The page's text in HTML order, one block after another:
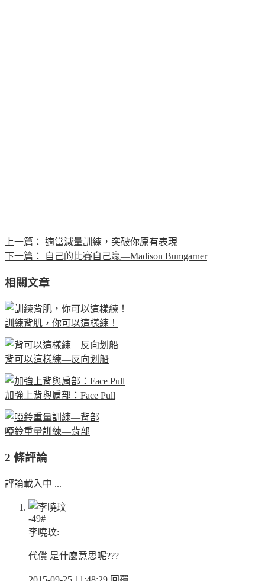
上一篇：
適當減量訓練，突破你原有表現
下一篇：
自己的比賽自己贏—Madison Bumgarner
相關文章
訓練背肌，你可以這樣練！
背可以這樣練—反向划船
加強上背與肩部：Face Pull
啞鈴重量訓練—背部
2 條評論
評論載入中 ...
-49#
李曉玟:
代償 是什麼意思呢???